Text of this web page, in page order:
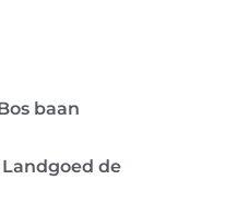
baan
de